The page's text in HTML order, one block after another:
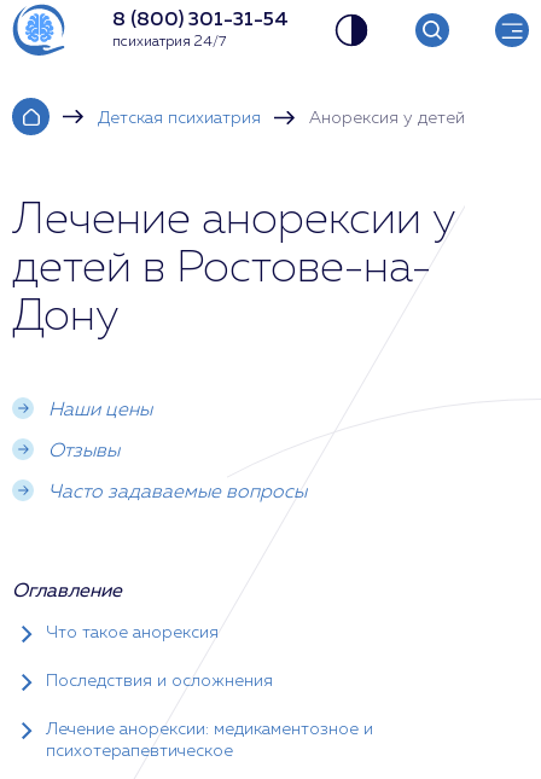
8 (800) 301-31-54
психиатрия 24/7
Детская психиатрия Анорексия у детей
Лечение анорексии у
детей в Ростове-на-
Дону
Наши цены
Отзывы
Часто задаваемые вопросы
Оглавление
Что такое анорексия
Последствия и осложнения
Лечение анорексии: медикаментозное и
психотерапевтическое